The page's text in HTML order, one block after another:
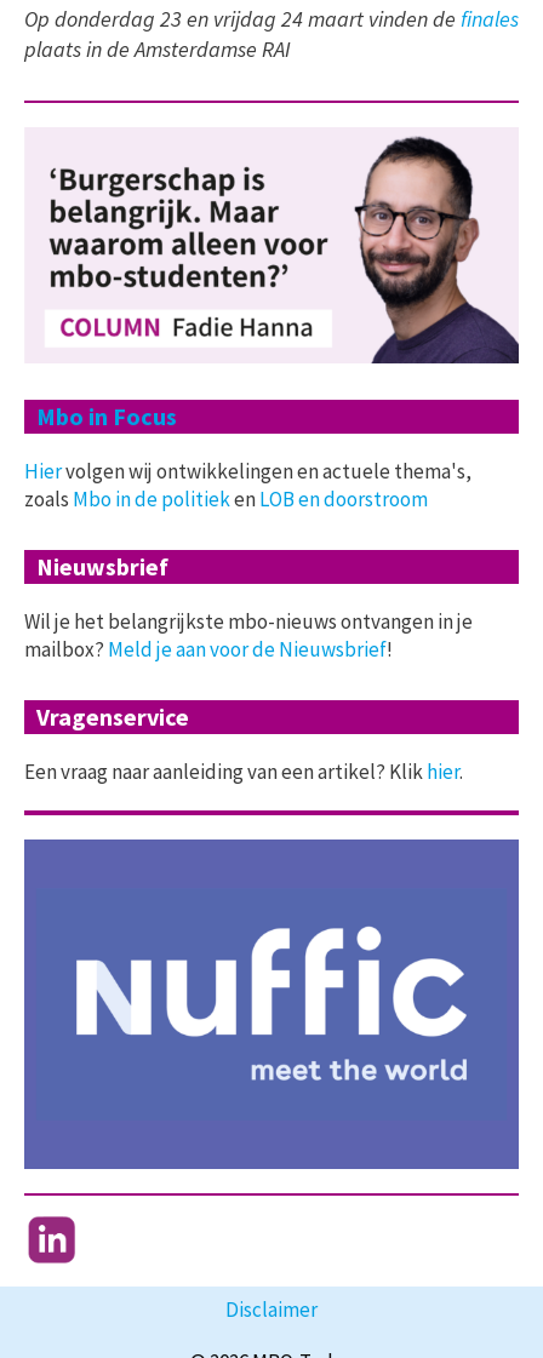
Op donderdag 23 en vrijdag 24 maart vinden de finales
plaats in de Amsterdamse RAI
Mbo in Focus
Hiervolgen wij ontwikkelingen en actuele thema's,
zoals Mbo in de politiekenLOB en doorstroom
Nieuwsbrief
Wil je het belangrijkste mbo-nieuws ontvangen in je
mailbox? Meld je aan voor de Nieuwsbrief!
Vragenservice
Een vraag naar aanleiding van een artikel? Klikhier.
Disclaimer